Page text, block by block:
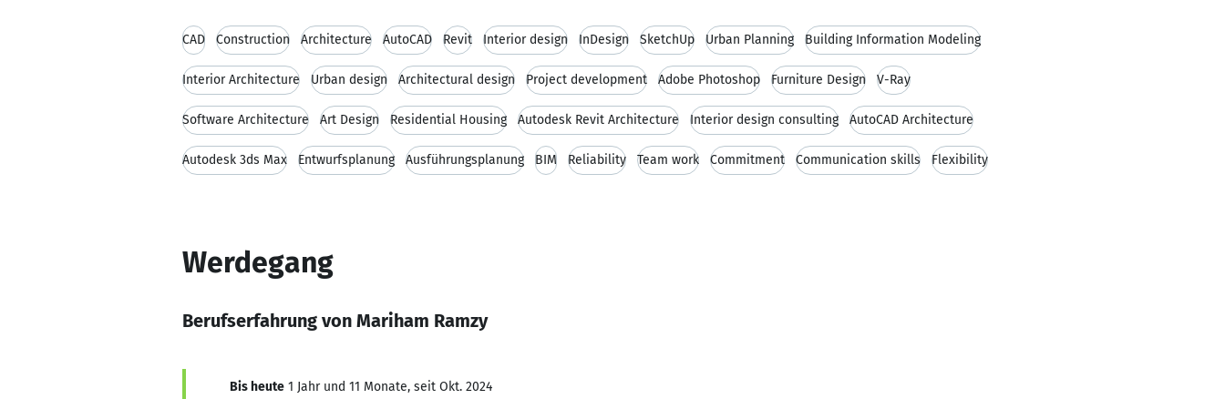
CAD Construction Architecture AutoCAD Revit Interior design InDesign SketchUp Urban Planning Building Information Modeling
Interior Architecture Urban design Architectural design Project development Adobe Photoshop Furniture Design V-Ray
Software Architecture Art Design Residential Housing Autodesk Revit Architecture Interior design consulting AutoCAD Architecture
Autodesk 3ds Max Entwurfsplanung Ausführungsplanung BIM Reliability Team work Commitment Communication skills Flexibility
Werdegang
Berufserfahrung von Mariham Ramzy
Bis heute 1 Jahr und 11 Monate, seit Okt. 2024